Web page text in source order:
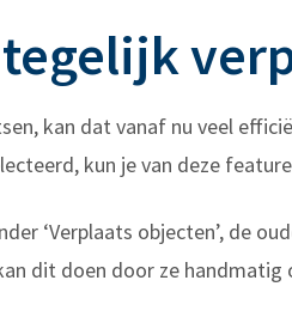
kan dat vanaf nu veel
kun je van deze
‘Verplaats objecten’, de
dit doen door ze